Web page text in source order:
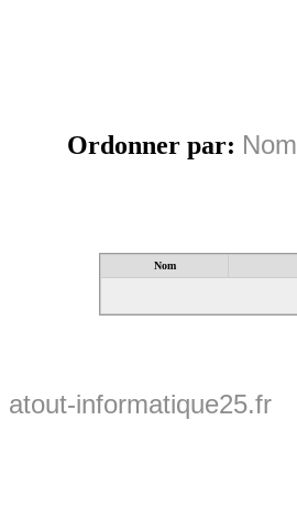
Ordonner par: Nom
Nom
atout-informatique25.fr